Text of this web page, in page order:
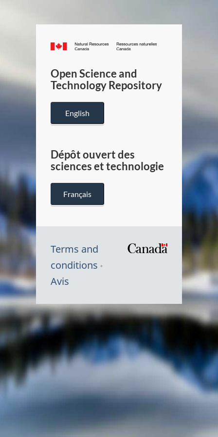
Canada.ca
/
Canada
Open Science and
Technology Repository
English
Dépôt ouvert des
sciences et technologie
Français
Terms and
conditions
Avis
Symbole
du
Canada